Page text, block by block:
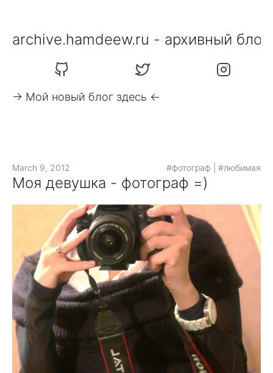
archive.hamdeew.ru - архивный блог
-> Мой новый блог здесь <-
#фотограф #любимая
March 9, 2012
Моя девушка - фотограф =)